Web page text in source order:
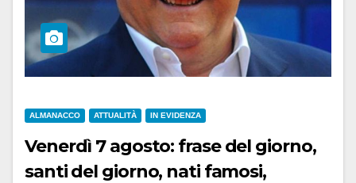
ALMANACCO ATTUALITÀ IN EVIDENZA
Venerdì 7 agosto: frase del giorno,
santi del giorno, nati famosi,